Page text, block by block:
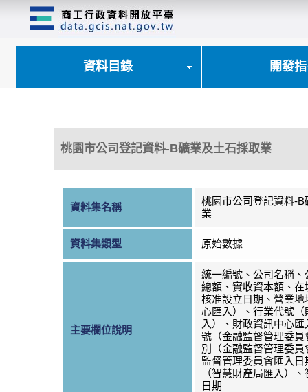
資料目錄 開發
桃園市公司登記資料-B礦業及土石採取業
資料集名稱
桃園市公司登記資料-B
業
資料集類型 原始數據
主要欄位說明
統一編號、公司名稱、
總額、實收資本額、在
核准設立日期、營業地
心匯入）、行業代號（
入）、財政資訊中心
號（金融監督管理委員
別（金融監督管理委
監督管理委員會匯入日
（智慧財產局匯入）
日期